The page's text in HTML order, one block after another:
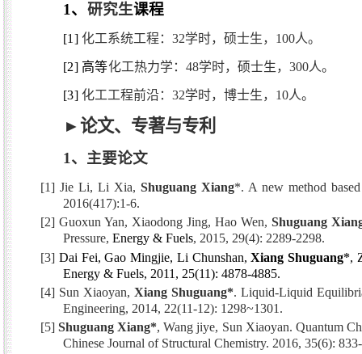
1、 研究生课程
[1] 化工系统工程：32学时，硕士生， 100人。
[2] 高等化工热力学： 48学时，硕士生， 300人。
[3] 化工工程前沿：32学时，博士生， 10人。
►论文、专著与专利
1、主要论文
[1] Jie Li, Li Xia, Shuguang Xiang*. A new method
2016(417):1-6.
[2] Guoxun Yan, Xiaodong Jing, Hao Wen, Shuguang
Pressure, Energy & Fuels, 2015, 29(4): 2289-2298.
[3] Dai Fei, Gao Mingjie, Li Chunshan, Xiang Shuguang*,
Energy & Fuels, 2011, 25(11): 4878-4885.
[4] Sun Xiaoyan, Xiang Shuguang*. Liquid-Liquid
Engineering, 2014, 22(11-12): 1298~1301.
[5] Shuguang Xiang*, Wang jiye, Sun Xiaoyan. Quantum
Chinese Journal of Structural Chemistry. 2016, 35(6):